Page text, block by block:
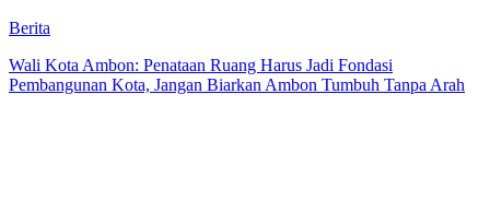
Berita
Wali Kota Ambon: Penataan Ruang Harus Jadi Fondasi
Pembangunan Kota, Jangan Biarkan Ambon Tumbuh Tanpa Arah